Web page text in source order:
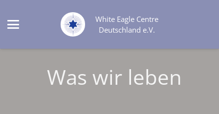
White Eagle Centre
Deutschland e.V.
Was wir leben